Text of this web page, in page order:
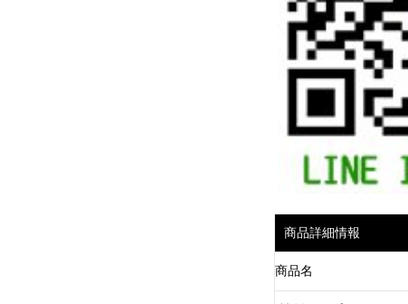
商品詳細情報
商品名